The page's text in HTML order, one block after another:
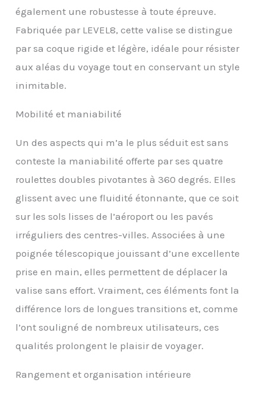
à roulettes Level8 est
conforme aux exigences
de la plupart des
compagnies aériennes
nationales et
internationales. Elle est
Level8 est équipée de 8
roues pivotantes
caoutchoutées et d'une
poignée télescopique
ergonomique en
aluminium à 4 niveaux
pour un contrôle et une
maniabilité sans effort.
pratiques sur le dessus
et sur le côté. Pieds
pour protéger la valise.
【Intérieur spacieux】La
LEVEL8 est équipée de
deux compartiments
filet zippées permettent
également une robustesse à toute épreuve.
Fabriquée par LEVEL8, cette valise se distingue
par sa coque rigide et légère, idéale pour résister
aux aléas du voyage tout en conservant un style
inimitable.
Mobilité et maniabilité
Un des aspects qui m’a le plus séduit est sans
conteste la maniabilité offerte par ses quatre
roulettes doubles pivotantes à 360 degrés. Elles
glissent avec une fluidité étonnante, que ce soit
sur les sols lisses de l’aéroport ou les pavés
irréguliers des centres-villes. Associées à une
poignée télescopique jouissant d’une excellente
prise en main, elles permettent de déplacer la
valise sans effort. Vraiment, ces éléments font la
différence lors de longues transitions et, comme
l’ont souligné de nombreux utilisateurs, ces
qualités prolongent le plaisir de voyager.
Rangement et organisation intérieure